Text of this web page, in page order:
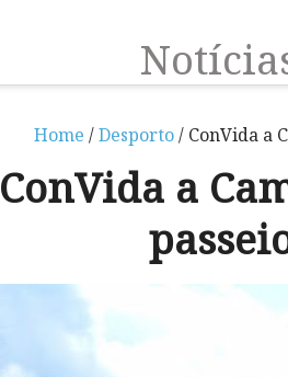
Home /Desporto/ ConVida a
ConVida a